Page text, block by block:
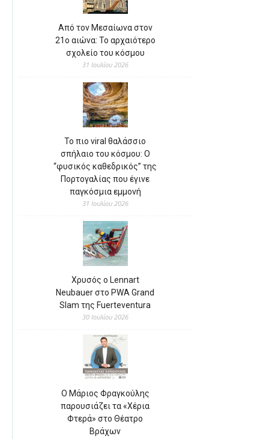
Από τον Μεσαίωνα στον
21ο αιώνα: Το αρχαιότερο
σχολείο του κόσμου
31 Ιουλίου 2026
Το πιο viral θαλάσσιο
σπήλαιο του κόσμου: Ο
“φυσικός καθεδρικός” της
Πορτογαλίας που έγινε
παγκόσμια εμμονή
31 Ιουλίου 2026
Χρυσός ο Lennart
Neubauer στο PWA Grand
Slam της Fuerteventura
30 Ιουλίου 2026
Ο Μάριος Φραγκούλης
παρουσιάζει τα «Χέρια
Φτερά» στο Θέατρο
Βράχων